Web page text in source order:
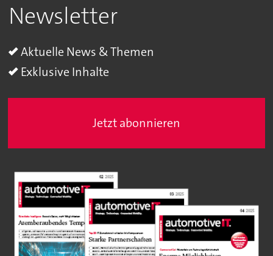
Newsletter
Aktuelle News & Themen
Exklusive Inhalte
Jetzt abonnieren